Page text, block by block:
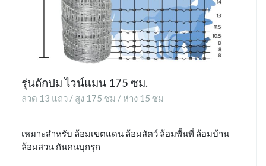
รุ่นถักปม ไวน์แมน 175 ซม.
ลวด 13 แถว / สูง 175 ซม / ห่าง 15 ซม
เหมาะสำหรับ ล้อมเขตแดน ล้อมสัตว์ ล้อมพื้นที่ ล้อมบ้าน
ล้อมสวน กันคนบุกรุก